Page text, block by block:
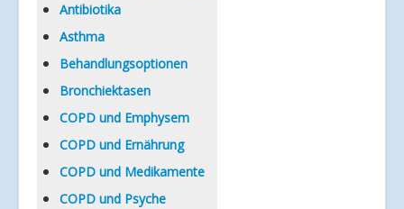
Informationen
Antibiotika
Asthma
Behandlungsoptionen
Bronchiektasen
COPD und Emphysem
COPD und Ernährung
COPD und Medikamente
COPD und Psyche